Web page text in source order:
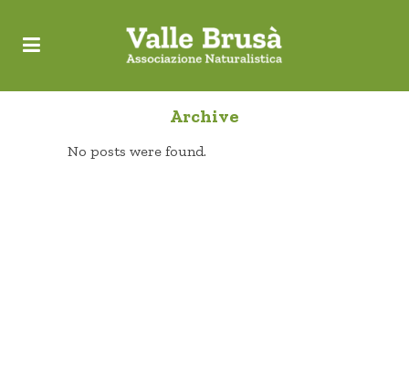
Archive
No posts were found.